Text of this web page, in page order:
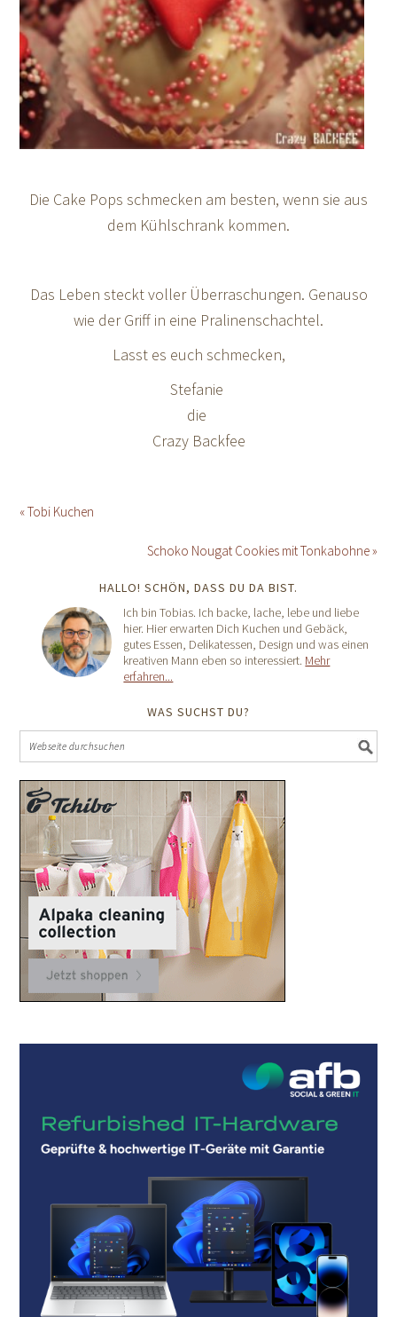
Die Cake Pops schmecken am besten, wenn sie aus
dem Kühlschrank kommen.
Das Leben steckt voller Überraschungen. Genauso
wie der Griff in eine Pralinenschachtel.
Lasst es euch schmecken,
Stefanie
die
Crazy Backfee
« Tobi Kuchen
Schoko Nougat Cookies mit Tonkabohne »
HALLO! SCHÖN, DASS DU DA BIST.
Ich bin Tobias. Ich backe, lache, lebe und liebe
hier. Hier erwarten Dich Kuchen und Gebäck,
gutes Essen, Delikatessen, Design und was einen
kreativen Mann eben so interessiert. Mehr
erfahren...
WAS SUCHST DU?